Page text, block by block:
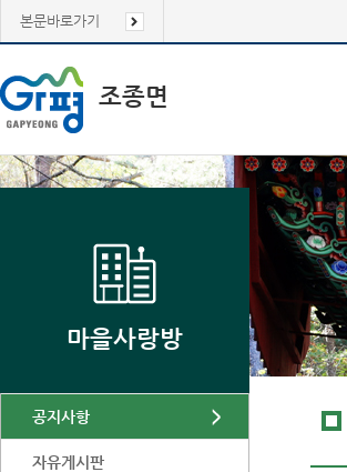
본문바로가기
조종면
마을사랑방
공지사항
자유게시판